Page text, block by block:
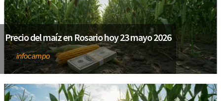
Precio del maíz en Rosario hoy 23 mayo 2026
Porinfocampo